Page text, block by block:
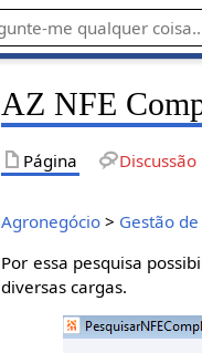
AZ NFE
Página Discussão
Agronegócio > Gestão
Por essa pesquisa
diversas cargas.